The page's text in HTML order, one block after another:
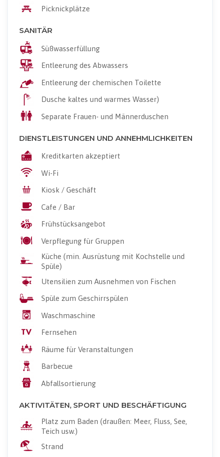
Picknickplätze
SANITÄR
Süßwasserfüllung
Entleerung des Abwassers
Entleerung der chemischen Toilette
Dusche kaltes und warmes Wasser)
Separate Frauen- und Männerduschen
DIENSTLEISTUNGEN UND ANNEHMLICHKEITEN
Kreditkarten akzeptiert
Wi-Fi
Kiosk / Geschäft
Cafe / Bar
Frühstücksangebot
Verpflegung für Gruppen
Küche (min. Ausrüstung mit Kochstelle und
Spüle)
Utensilien zum Ausnehmen von Fischen
Spüle zum Geschirrspülen
Waschmaschine
Fernsehen
Räume für Veranstaltungen
Barbecue
Abfallsortierung
AKTIVITÄTEN, SPORT UND BESCHÄFTIGUNG
Platz zum Baden (draußen: Meer, Fluss, See,
Teich usw.)
Strand